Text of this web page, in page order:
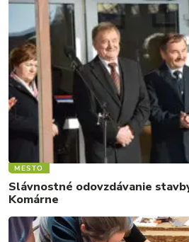
MESTO
Slávnostné odovzdávanie
Komárne